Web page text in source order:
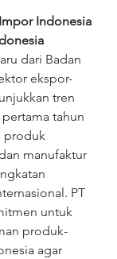
Indonesia
dari Badan
ekspor-
tren
tahun
produk
manufaktur
PT
untuk
produk-
agar